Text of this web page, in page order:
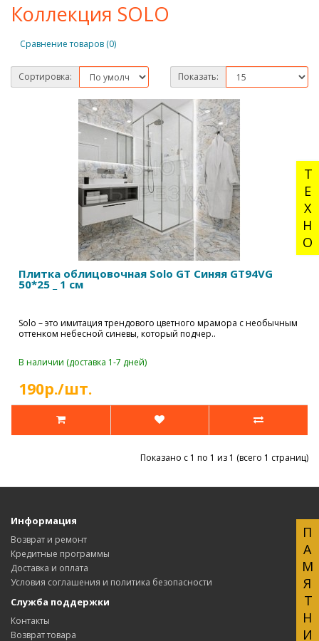
ТЕХНО
ПАМЯТНИКИ
Коллекция SOLO
Сравнение товаров (0)
Сортировка: Показать:
Плитка облицовочная Solo GT Синяя GT94VG
50*25 _ 1 см
Solo – это имитация трендового цветного мрамора с необычным
оттенком небесной синевы, который подчер..
В наличии (доставка 1-7 дней)
190р./шт.
Показано с 1 по 1 из 1 (всего 1 страниц)
Информация
Возврат и ремонт
Кредитные программы
Доставка и оплата
Условия соглашения и политика безопасности
Служба поддержки
Контакты
Возврат товара